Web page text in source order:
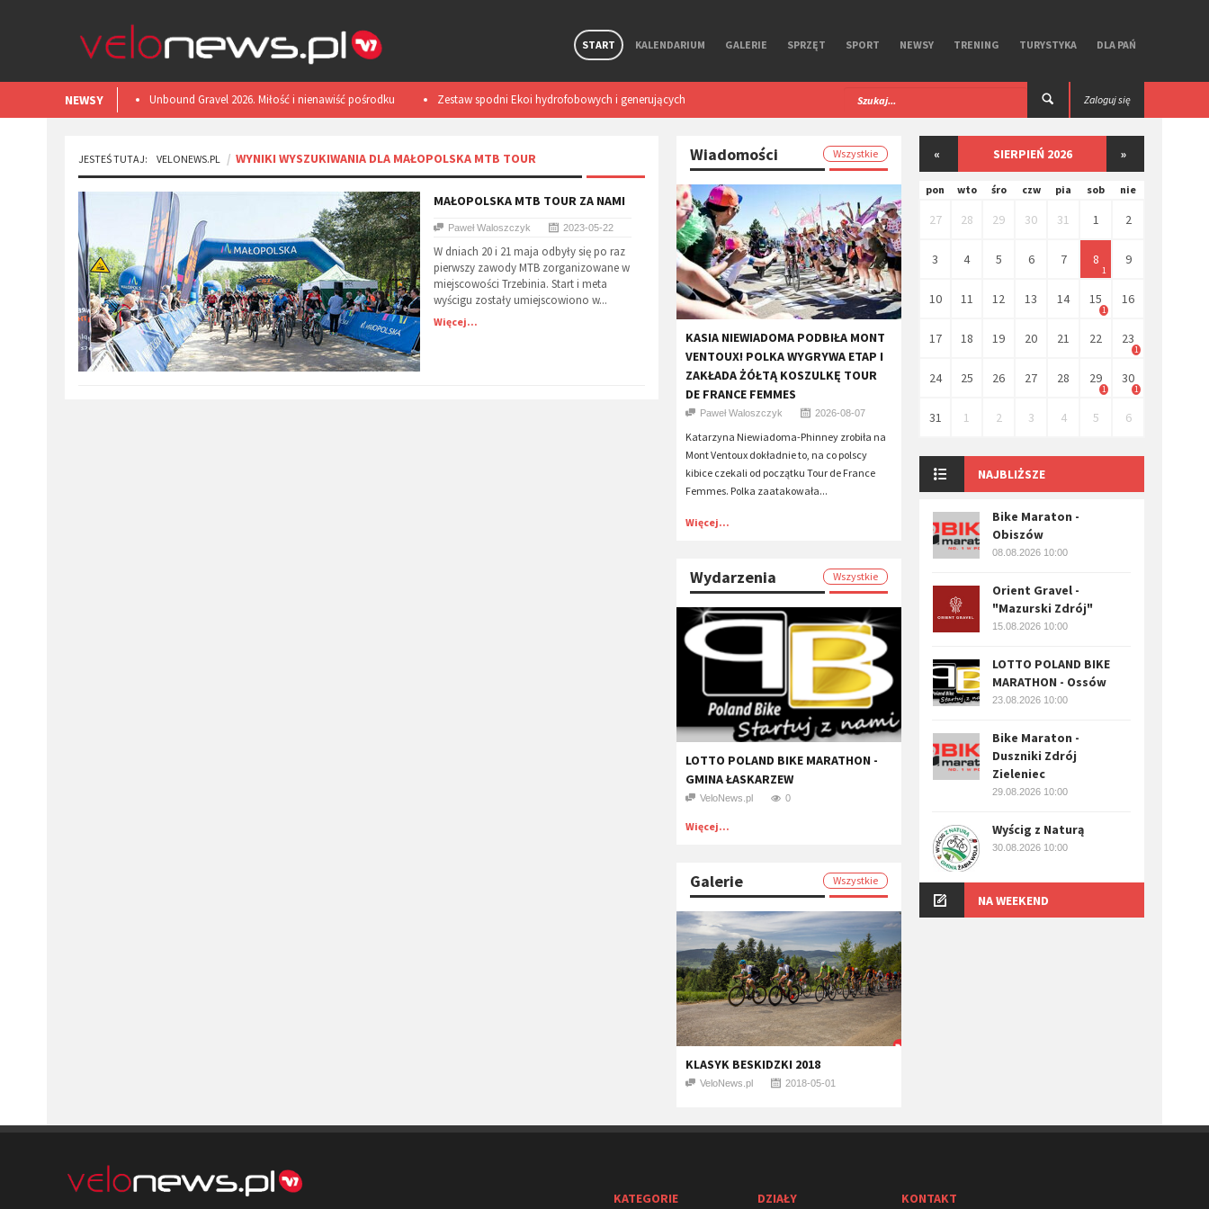
START KALENDARIUM GALERIE SPRZĘT SPORT NEWSY TRENING TURYSTYKA DLA PAŃ
NEWSY
​Unbound Gravel 2026. Miłość i nienawiść pośrodku
Kansas.
Zestaw spodni Ekoi hydrofobowych i generujących
ciepło podczas ruchu. Test
Smart light TL50 iGPSPORT. Test
Premierowy, symbiotyczny zestaw R
Ekoi.
Zaloguj się
JESTEŚ TUTAJ: VELONEWS.PL WYNIKI WYSZUKIWANIA DLA ​MAŁOPOLSKA MTB TOUR
​MAŁOPOLSKA MTB TOUR ZA NAMI
Paweł Waloszczyk 2023-05-22
W dniach 20 i 21 maja odbyły się po raz
pierwszy zawody MTB zorganizowane w
miejscowości Trzebinia. Start i meta
wyścigu zostały umiejscowiono w...
Więcej...
Wiadomości Wszystkie
KASIA NIEWIADOMA PODBIŁA MONT
VENTOUX! POLKA WYGRYWA ETAP I
ZAKŁADA ŻÓŁTĄ KOSZULKĘ TOUR
DE FRANCE FEMMES
Paweł Waloszczyk 2026-08-07
Katarzyna Niewiadoma-Phinney zrobiła na
Mont Ventoux dokładnie to, na co polscy
kibice czekali od początku Tour de France
Femmes. Polka zaatakowała...
Więcej...
Wydarzenia Wszystkie
LOTTO POLAND BIKE MARATHON -
GMINA ŁASKARZEW
VeloNews.pl 0
Więcej...
Galerie Wszystkie
KLASYK BESKIDZKI 2018
VeloNews.pl 2018-05-01
« SIERPIEŃ 2026 »
pon wto śro czw pia sob nie
27 28 29 30 31 1 2
3 4 5 6 7 8
1
9
10 11 12 13 14 15
1
16
17 18 19 20 21 22 23
1
24 25 26 27 28 29
1
30
1
31 1 2 3 4 5 6
NAJBLIŻSZE
Bike Maraton -
Obiszów
08.08.2026 10:00
Orient Gravel -
"Mazurski Zdrój"
15.08.2026 10:00
LOTTO POLAND BIKE
MARATHON - Ossów
23.08.2026 10:00
Bike Maraton -
Duszniki Zdrój
Zieleniec
29.08.2026 10:00
Wyścig z Naturą
30.08.2026 10:00
NA WEEKEND
KATEGORIE DZIAŁY KONTAKT